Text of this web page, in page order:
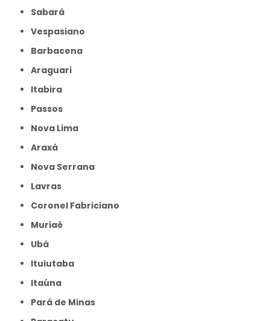
Sabará
Vespasiano
Barbacena
Araguari
Itabira
Passos
Nova Lima
Araxá
Nova Serrana
Lavras
Coronel Fabriciano
Muriaé
Ubá
Ituiutaba
Itaúna
Pará de Minas